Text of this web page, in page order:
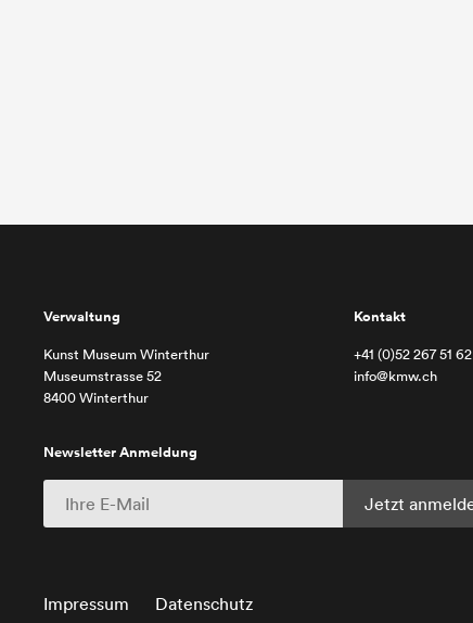
Verwaltung
Kunst Museum Winterthur
Museumstrasse 52
8400 Winterthur
Kontakt
+41 (0)52 267 51 62
info@kmw.ch
Newsletter Anmeldung
Impressum Datenschutz